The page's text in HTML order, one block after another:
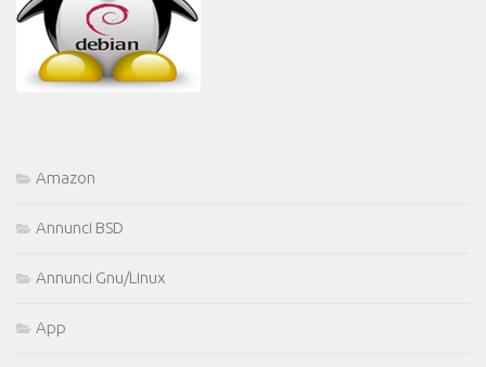
Amazon
Annunci BSD
Annunci Gnu/Linux
App